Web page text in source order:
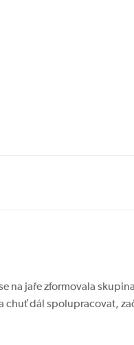
na jaře zformovala
chuť dál spolupracovat,